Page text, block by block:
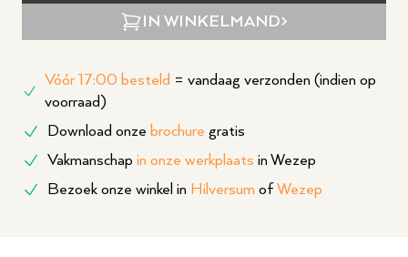
IN WINKELMAND
Vóór 17:00 besteld = vandaag verzonden (indien op
voorraad)
Download onze brochure gratis
Vakmanschap in onze werkplaats in Wezep
Bezoek onze winkel in Hilversum of Wezep